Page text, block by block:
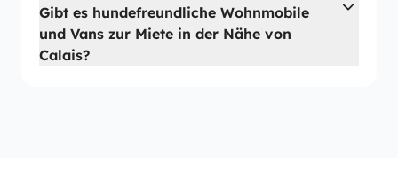
Gibt es hundefreundliche Wohnmobile
und Vans zur Miete in der Nähe von
Calais?